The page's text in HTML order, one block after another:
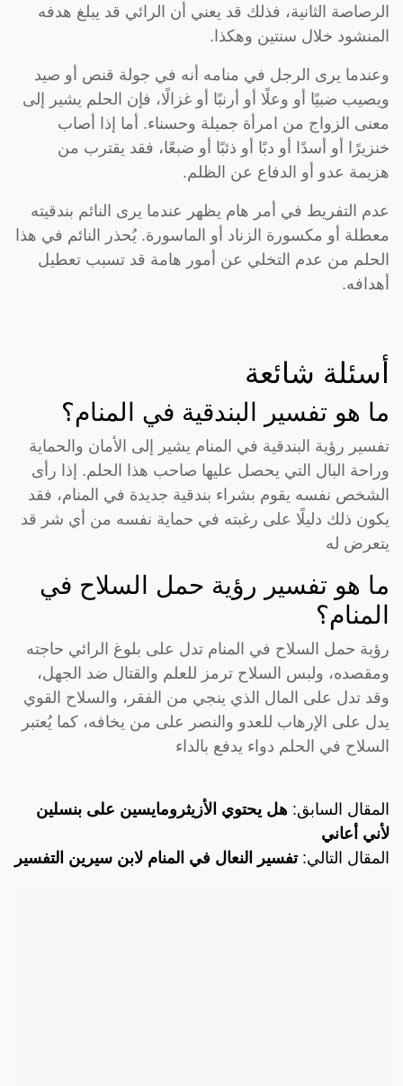
الرصاصة الثانية، فذلك قد يعني أن الرائي قد يبلغ هدفه
المنشود خلال سنتين وهكذا.
وعندما يرى الرجل في منامه أنه في جولة قنص أو صيد
ويصيب ضبيًا أو وعلًا أو أرنبًا أو غزالًا، فإن الحلم يشير إلى
معنى الزواج من امرأة جميلة وحسناء. أما إذا أصاب
خنزيرًا أو أسدًا أو دبًا أو ذئبًا أو ضبعًا، فقد يقترب من
هزيمة عدو أو الدفاع عن الظلم.
عدم التفريط في أمر هام يظهر عندما يرى النائم بندقيته
معطلة أو مكسورة الزناد أو الماسورة. يُحذر النائم في هذا
الحلم من عدم التخلي عن أمور هامة قد تسبب تعطيل
أهدافه.
أسئلة شائعة
ما هو تفسير البندقية في المنام؟
تفسير رؤية البندقية في المنام يشير إلى الأمان والحماية
وراحة البال التي يحصل عليها صاحب هذا الحلم. إذا رأى
الشخص نفسه يقوم بشراء بندقية جديدة في المنام، فقد
يكون ذلك دليلًا على رغبته في حماية نفسه من أي شر قد
يتعرض له
ما هو تفسير رؤية حمل السلاح في
المنام؟
رؤية حمل السلاح في المنام تدل على بلوغ الرائي حاجته
ومقصده، ولبس السلاح ترمز للعلم والقتال ضد الجهل،
وقد تدل على المال الذي ينجي من الفقر، والسلاح القوي
يدل على الإرهاب للعدو والنصر على من يخافه، كما يُعتبر
السلاح في الحلم دواء يدفع بالداء
المقال السابق: هل يحتوي الأزيثرومايسين على بنسلين
لأني أعاني
المقال التالي:تفسير النعال في المنام لابن سيرين التفسير